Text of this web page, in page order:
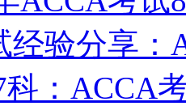
经验分享：
科：ACCA